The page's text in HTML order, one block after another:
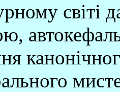
світі